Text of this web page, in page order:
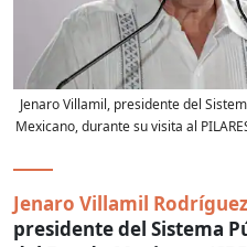
Jenaro Villamil, presidente del
Mexicano, durante su visita al
Jenaro Villamil Rodríguez
presidente del Sistema